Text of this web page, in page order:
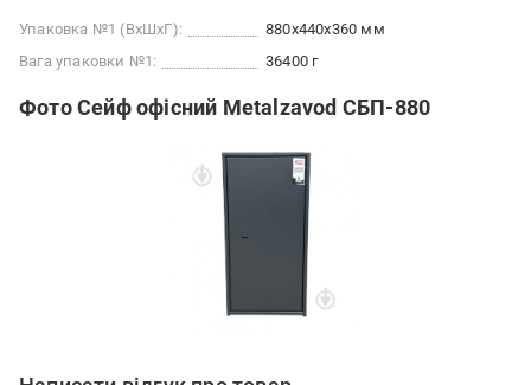
Упаковка №1 (ВхШхГ):
880x440x360 мм
Вага упаковки №1:
36400 г
Фото Сейф офісний Metalzavod CБП-880